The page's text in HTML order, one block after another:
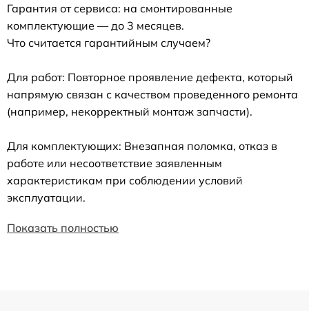
Гарантия от сервиса: на смонтированные
комплектующие — до 3 месяцев.
Что считается гарантийным случаем?
Для работ: Повторное проявление дефекта, который
напрямую связан с качеством проведенного ремонта
(например, некорректный монтаж запчасти).
Для комплектующих: Внезапная поломка, отказ в
работе или несоответствие заявленным
характеристикам при соблюдении условий
эксплуатации.
Показать полностью